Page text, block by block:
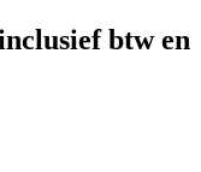
btw en